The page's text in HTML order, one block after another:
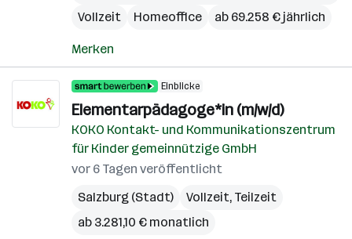
Vollzeit
Homeoffice ab 69.258 € jährlich
Merken
Einblicke
Elementarpädagoge*in (m/w/d)
KOKO Kontakt- und Kommunikationszentrum
für Kinder gemeinnützige GmbH
vor 6 Tagen veröffentlicht
Salzburg (Stadt)
Vollzeit, Teilzeit
ab 3.281,10 € monatlich